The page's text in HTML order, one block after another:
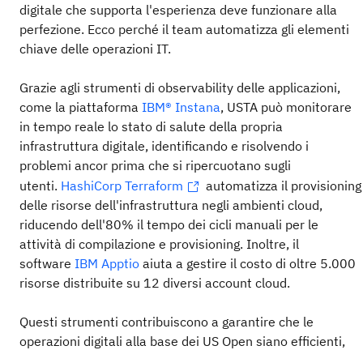
digitale che supporta l'esperienza deve funzionare alla
perfezione. Ecco perché il team automatizza gli elementi
chiave delle operazioni IT.
Grazie agli strumenti di observability delle applicazioni,
come la piattaforma IBM® Instana, USTA può monitorare
in tempo reale lo stato di salute della propria
infrastruttura digitale, identificando e risolvendo i
problemi ancor prima che si ripercuotano sugli
utenti. HashiCorp Terraform
automatizza il provisioning
delle risorse dell'infrastruttura negli ambienti cloud,
riducendo dell'80% il tempo dei cicli manuali per le
attività di compilazione e provisioning. Inoltre, il
software IBM Apptio aiuta a gestire il costo di oltre 5.000
risorse distribuite su 12 diversi account cloud.
Questi strumenti contribuiscono a garantire che le
operazioni digitali alla base dei US Open siano efficienti,